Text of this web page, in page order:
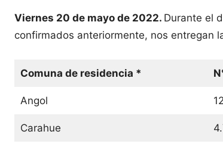
Viernes 20 de mayo de 2022. Durante el
confirmados anteriormente, nos entregan
Comuna de residencia *
Angol
Carahue